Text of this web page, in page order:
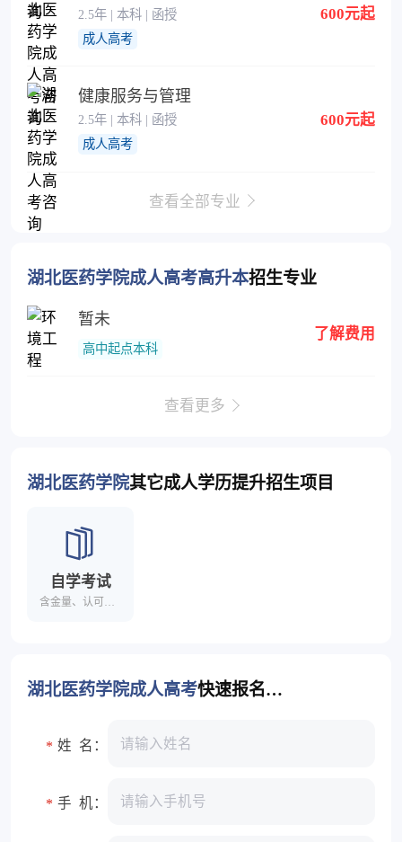
2.5年 | 本科 | 函授
成人高考
600元起
健康服务与管理
2.5年 | 本科 | 函授
成人高考
600元起
查看全部专业
湖北医药学院成人高考高升本招生专业
暂未
高中起点本科
了解费用
查看更多
湖北医药学院其它成人学历提升招生项目
自学考试
含金量、认可度高
湖北医药学院成人高考快速报名入口
* 姓 名：
* 手 机：